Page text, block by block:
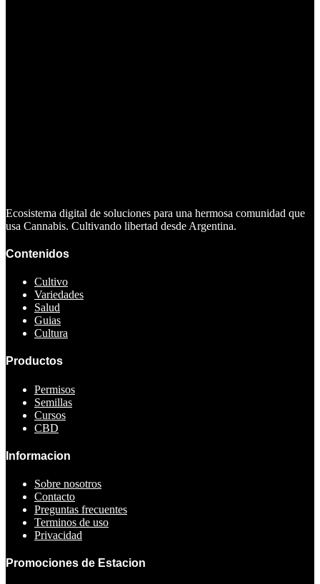
Ecosistema digital de soluciones para una hermosa comunidad que
usa Cannabis. Cultivando libertad desde Argentina.
Contenidos
Cultivo
Variedades
Salud
Guias
Cultura
Productos
Permisos
Semillas
Cursos
CBD
Informacion
Sobre nosotros
Contacto
Preguntas frecuentes
Terminos de uso
Privacidad
Promociones de Estacion